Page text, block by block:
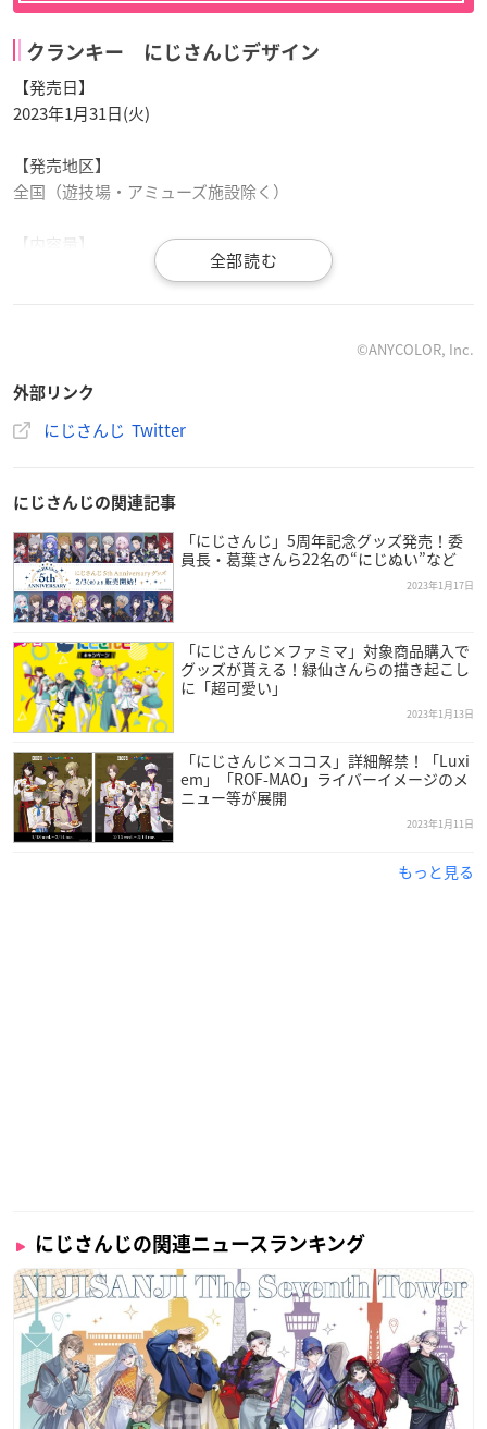
クランキー にじさんじデザイン
【発売日】
2023年1月31日(火)
【発売地区】
全国（遊技場・アミューズ施設除く）
【内容量】
【発売日】
【発売地区】
全国
※コンビニエンスストア・駅売店限定（遊技場・アミューズ施
設除く）
【内容量】
44g
【価格】
オープン価格
※想定小売価格 116円前後(税込)
©ANYCOLOR, Inc.
外部リンク
にじさんじ Twitter
にじさんじの関連記事
「にじさんじ」5周年記念グッズ発売！委
員長・葛葉さんら22名の“にじぬい”など
2023年1月17日
「にじさんじ×ファミマ」対象商品購入で
グッズが貰える！緑仙さんらの描き起こし
に「超可愛い」
2023年1月13日
「にじさんじ×ココス」詳細解禁！「Luxi
em」「ROF-MAO」ライバーイメージのメ
ニュー等が展開
2023年1月11日
もっと見る
にじさんじの関連ニュースランキング